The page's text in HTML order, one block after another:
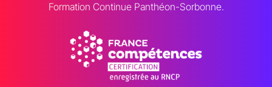
Formation Continue Panthéon-Sorbonne.